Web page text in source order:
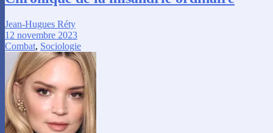
Jean-Hugues Réty
12 novembre 2023
Combat, Sociologie